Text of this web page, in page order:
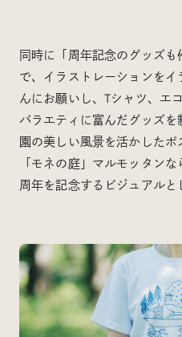
同時に「周年記念のグッズも
で、イラストレーションをイ
んにお願いし、Tシャツ、エ
バラエティに富んだグッズ
園の美しい風景を活かした
「モネの庭」マルモッタン
周年を記念するビジュアルと